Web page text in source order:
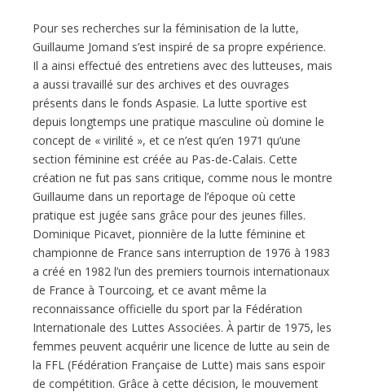
Pour ses recherches sur la féminisation de la lutte,
Guillaume Jomand s’est inspiré de sa propre expérience.
Il a ainsi effectué des entretiens avec des lutteuses, mais
a aussi travaillé sur des archives et des ouvrages
présents dans le fonds Aspasie. La lutte sportive est
depuis longtemps une pratique masculine où domine le
concept de « virilité », et ce n’est qu’en 1971 qu’une
section féminine est créée au Pas-de-Calais. Cette
création ne fut pas sans critique, comme nous le montre
Guillaume dans un reportage de l’époque où cette
pratique est jugée sans grâce pour des jeunes filles.
Dominique Picavet, pionnière de la lutte féminine et
championne de France sans interruption de 1976 à 1983
a créé en 1982 l’un des premiers tournois internationaux
de France à Tourcoing, et ce avant même la
reconnaissance officielle du sport par la Fédération
Internationale des Luttes Associées. À partir de 1975, les
femmes peuvent acquérir une licence de lutte au sein de
la FFL (Fédération Française de Lutte) mais sans espoir
de compétition. Grâce à cette décision, le mouvement